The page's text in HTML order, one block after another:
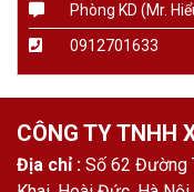
Phòng KD (Mr.
0912701633
CÔNG TY TNHH
Địa chỉ : Số 62 Đường